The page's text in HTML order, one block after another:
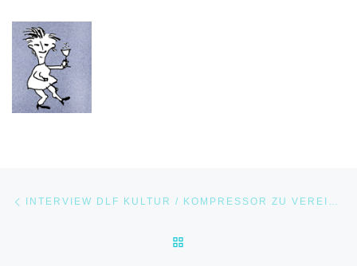
Beitragsnavigation INTERVIEW DLF KULTUR / KOMPRESSOR ZU VEREINBARKEIT IN DER FILMBRANCHE.